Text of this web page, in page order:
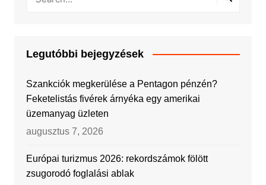
Legutóbbi bejegyzések
Szankciók megkerülése a Pentagon pénzén?
Feketelistás fivérek árnyéka egy amerikai
üzemanyag üzleten
augusztus 7, 2026
Európai turizmus 2026: rekordszámok fölött
zsugorodó foglalási ablak